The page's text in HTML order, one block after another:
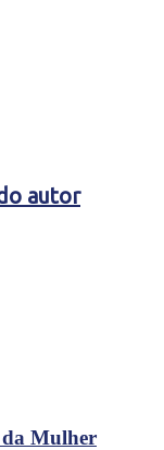
autor
da Mulher